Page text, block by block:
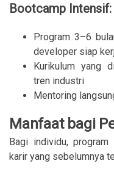
Bootcamp Intensif:
Program 3–6
developer siap
Kurikulum yang
tren industri
Mentoring
Manfaat bagi
Bagi individu,
karir yang sebelumnya